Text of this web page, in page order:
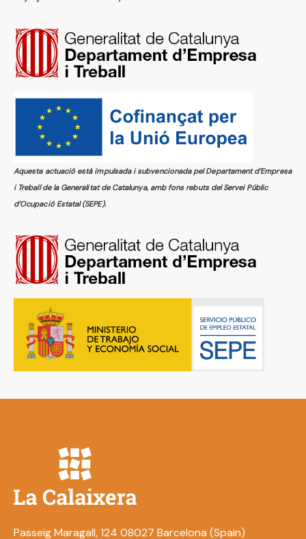
Aquesta actuació està impulsada i subvencionada pel Departament d’Empresa
i Treball de la Generalitat de Catalunya, amb fons rebuts del Servei Públic
d’Ocupació Estatal (SEPE).
Passeig Maragall, 124 08027 Barcelona (Spain)